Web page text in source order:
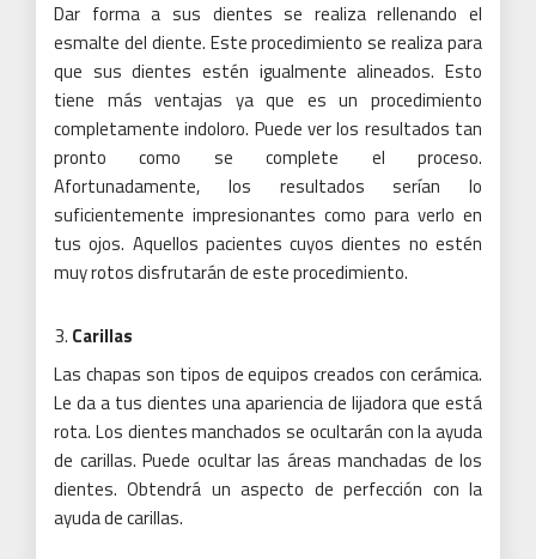
Dar forma a sus dientes se realiza rellenando el
esmalte del diente. Este procedimiento se realiza para
que sus dientes estén igualmente alineados. Esto
tiene más ventajas ya que es un procedimiento
completamente indoloro. Puede ver los resultados tan
pronto como se complete el proceso.
Afortunadamente, los resultados serían lo
suficientemente impresionantes como para verlo en
tus ojos. Aquellos pacientes cuyos dientes no estén
muy rotos disfrutarán de este procedimiento.
Carillas
Las chapas son tipos de equipos creados con cerámica.
Le da a tus dientes una apariencia de lijadora que está
rota. Los dientes manchados se ocultarán con la ayuda
de carillas. Puede ocultar las áreas manchadas de los
dientes.Obtendrá un aspecto de perfección con la
ayuda de carillas.